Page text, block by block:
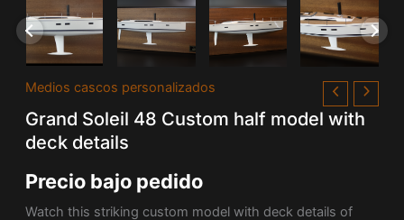
Medios cascos personalizados
Grand Soleil 48 Custom half model with
deck details
Precio bajo pedido
Watch this striking custom model with deck details of